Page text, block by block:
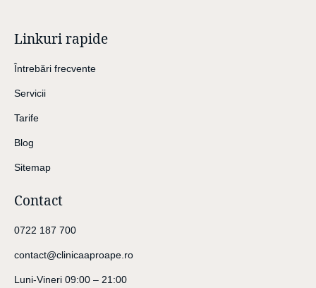
Linkuri rapide
Întrebări frecvente
Servicii
Tarife
Blog
Sitemap
Contact
0722 187 700
contact@clinicaaproape.ro
Luni-Vineri 09:00 – 21:00